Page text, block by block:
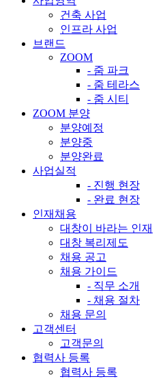
건축 사업
인프라 사업
브랜드
ZOOM
- 줌 파크
- 줌 테라스
- 줌 시티
ZOOM 분양
분양예정
분양중
분양완료
사업실적
- 진행 현장
- 완료 현장
인재채용
대창이 바라는 인재
대창 복리제도
채용 공고
채용 가이드
- 직무 소개
- 채용 절차
채용 문의
고객센터
고객문의
협력사 등록
협력사 등록